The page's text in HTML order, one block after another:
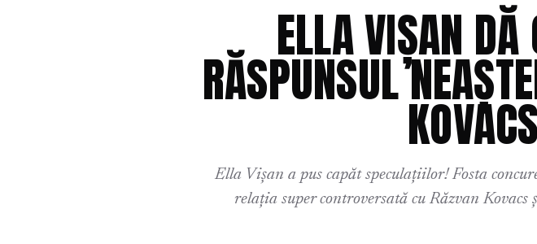
ELLA VIȘAN DĂ
RĂSPUNSUL
Ella Vișan a pus capăt speculațiilor! Fosta
relația super controversată cu Răzvan